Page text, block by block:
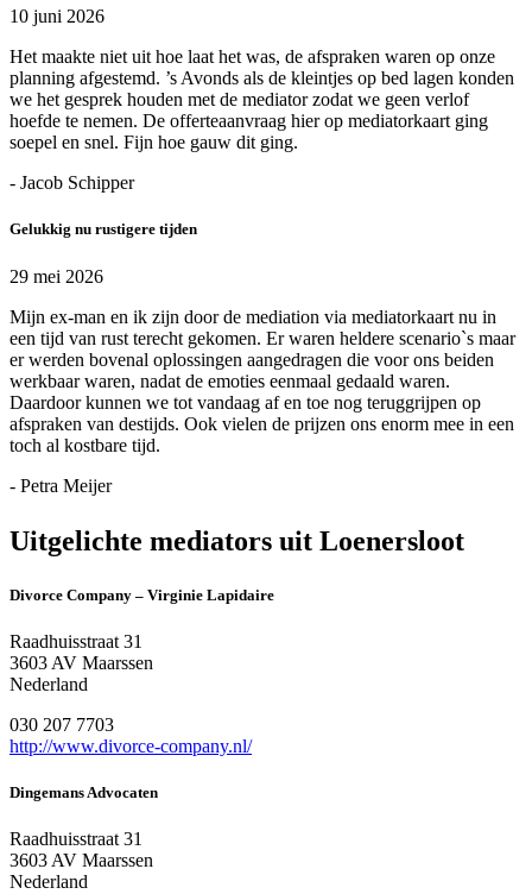
10 juni 2026
Het maakte niet uit hoe laat het was, de afspraken waren op onze
planning afgestemd. ’s Avonds als de kleintjes op bed lagen konden
we het gesprek houden met de mediator zodat we geen verlof
hoefde te nemen. De offerteaanvraag hier op mediatorkaart ging
soepel en snel. Fijn hoe gauw dit ging.
- Jacob Schipper
Gelukkig nu rustigere tijden
29 mei 2026
Mijn ex-man en ik zijn door de mediation via mediatorkaart nu in
een tijd van rust terecht gekomen. Er waren heldere scenario`s maar
er werden bovenal oplossingen aangedragen die voor ons beiden
werkbaar waren, nadat de emoties eenmaal gedaald waren.
Daardoor kunnen we tot vandaag af en toe nog teruggrijpen op
afspraken van destijds. Ook vielen de prijzen ons enorm mee in een
toch al kostbare tijd.
- Petra Meijer
Uitgelichte mediators uit Loenersloot
Divorce Company – Virginie Lapidaire
Raadhuisstraat 31
3603 AV Maarssen
Nederland
030 207 7703
http://www.divorce-company.nl/
Dingemans Advocaten
Raadhuisstraat 31
3603 AV Maarssen
Nederland